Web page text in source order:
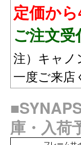
定価か
ご注文受
注）キャ
一度ご来店
庫・入荷